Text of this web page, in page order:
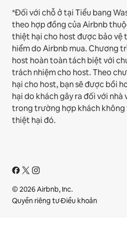
*Đối với chỗ ở tại Tiểu bang
theo hợp đồng của Airbnb
thiệt hại cho host được bảo vệ
hiểm do Airbnb mua. Chương
host hoàn toàn tách biệt với
trách nhiệm cho host. Theo
hại cho host, bạn sẽ được bồi
hại do khách gây ra đối với nhà
trong trường hợp khách không
thiệt hại đó.
© 2026 Airbnb, Inc.
Quyền riêng tư·Điều khoản